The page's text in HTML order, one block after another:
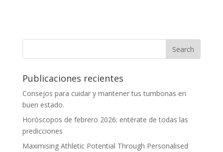
Publicaciones recientes
Consejos para cuidar y mantener tus tumbonas en
buen estado.
Horóscopos de febrero 2026: entérate de todas las
predicciones
Maximising Athletic Potential Through Personalised